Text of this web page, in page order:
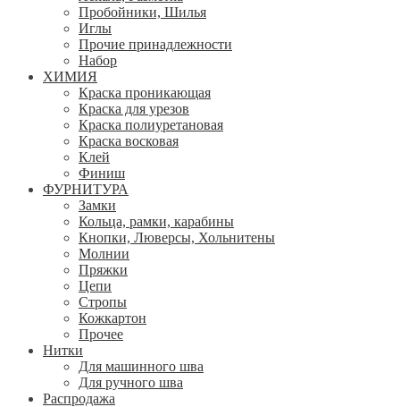
Пробойники, Шилья
Иглы
Прочие принадлежности
Набор
ХИМИЯ
Краска проникающая
Краска для урезов
Краска полиуретановая
Краска восковая
Клей
Финиш
ФУРНИТУРА
Замки
Кольца, рамки, карабины
Кнопки, Люверсы, Хольнитены
Молнии
Пряжки
Цепи
Стропы
Кожкартон
Прочее
Нитки
Для машинного шва
Для ручного шва
Распродажа